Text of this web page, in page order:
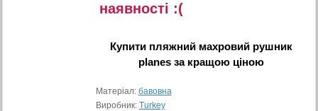
наявностi :(
Купити пляжний махровий рушник
planes за кращою ціною
Матеріал: бавовна
Виробник: Turkey